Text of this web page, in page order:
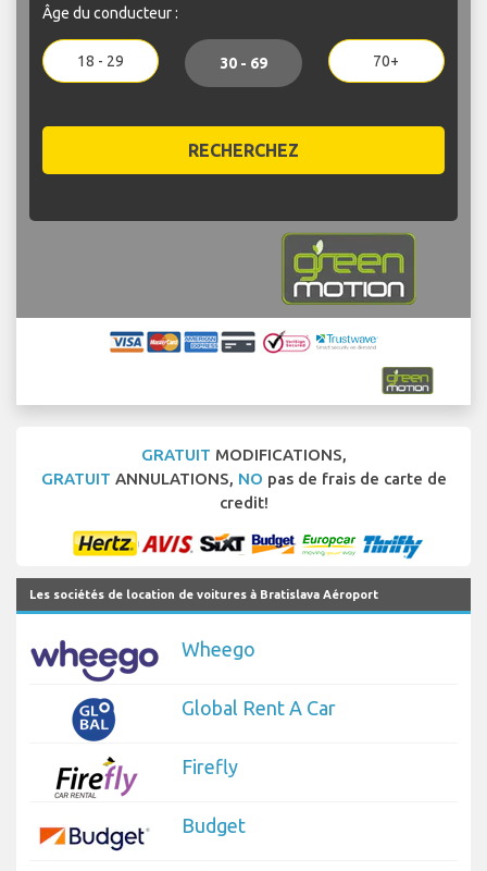
Âge du conducteur :
18 - 29 30 - 69 70+
RECHERCHEZ
GRATUIT MODIFICATIONS,
GRATUIT ANNULATIONS, NO pas de frais de carte de
credit!
Les sociétés de location de voitures à Bratislava Aéroport
Wheego
Global Rent A Car
Firefly
Budget